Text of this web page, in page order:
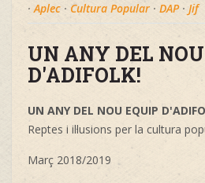
·Aplec · Cultura Popular · DAP· Jif
UN ANY DEL
D'ADIFOLK!
UN ANY DEL NOU EQUIP
Reptes i il·lusions per la cultura
Març 2018/2019